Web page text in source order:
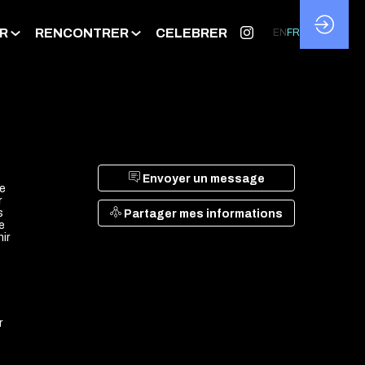
RENCONTRER CELEBRER EN FR
Envoyer un message
Partager mes informations